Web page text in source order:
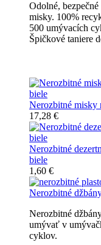
Odolné,
misky. 100%
500 umývacích
Špičkové taniere
Nerozbitné
17,28 €
Nerozbitné
biele
1,60 €
Nerozbitné
Nerozbitné
umývať v
cyklov.